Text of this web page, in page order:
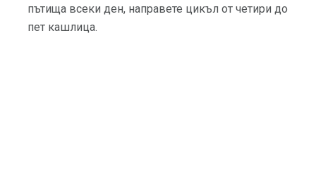
пътища всеки ден, направете цикъл от четири до
пет кашлица.